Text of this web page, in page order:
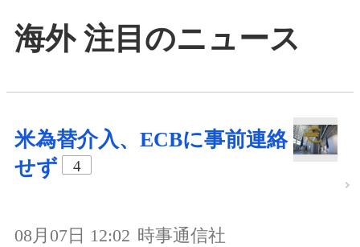
海外 注目のニュース
米為替介入、ECBに事前連絡
せず
4
08月07日 12:02 時事通信社